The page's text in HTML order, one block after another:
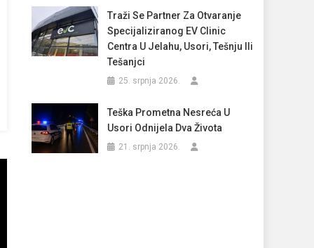
Traži Se Partner Za Otvaranje
Specijaliziranog EV Clinic
Centra U Jelahu, Usori, Tešnju Ili
Tešanjci
25. srpnja 2026.
Teška Prometna Nesreća U
Usori Odnijela Dva Života
21. srpnja 2026.